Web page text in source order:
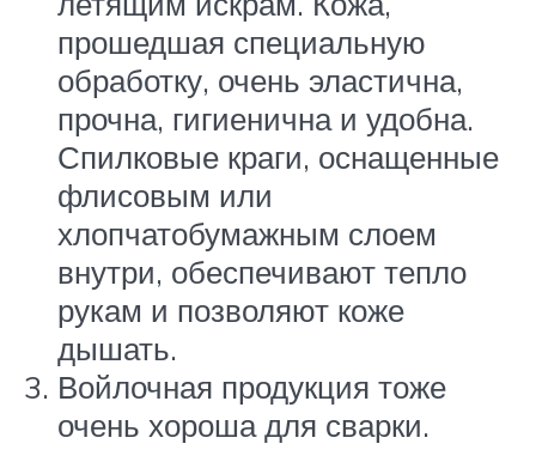
прошедшая специальную
обработку, очень эластична,
прочна, гигиенична и удобна.
Спилковые краги, оснащенные
флисовым или
хлопчатобумажным слоем
внутри, обеспечивают тепло
рукам и позволяют коже
дышать.
Войлочная продукция тоже
очень хороша для сварки.